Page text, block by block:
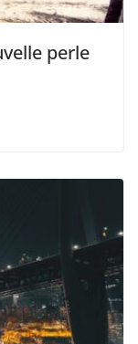
perle